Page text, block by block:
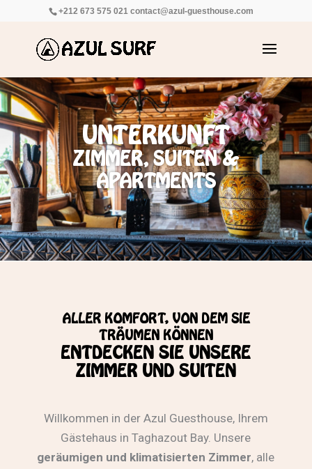
+212 673 575 021 contact@azul-guesthouse.com
UNTERKUNFT
ZIMMER, SUITEN &
APARTMENTS
ALLER KOMFORT, VON DEM SIE
TRÄUMEN KÖNNEN
ENTDECKEN SIE UNSERE
ZIMMER UND SUITEN
Willkommen in der Azul Guesthouse, Ihrem
Gästehaus in Taghazout Bay. Unsere
geräumigen und klimatisierten Zimmer, alle